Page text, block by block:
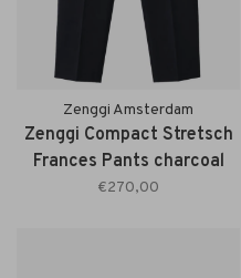
Zenggi Amsterdam
Zenggi Compact Stretsch
Frances Pants charcoal
€270,00